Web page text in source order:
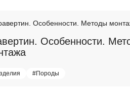
Особенности.
#Породы